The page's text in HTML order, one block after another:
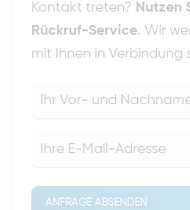
Kontakt treten? Nutzen
Rückruf-Service. Wir
mit Ihnen in Verbindung
ANFRAGE ABSENDEN